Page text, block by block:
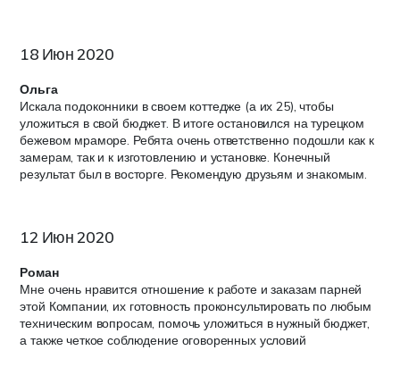
18 Июн 2020
Ольга
Искала подоконники в своем коттедже (а их 25), чтобы
уложиться в свой бюджет. В итоге остановился на турецком
бежевом мраморе. Ребята очень ответственно подошли как к
замерам, так и к изготовлению и установке. Конечный
результат был в восторге. Рекомендую друзьям и знакомым.
12 Июн 2020
Роман
Мне очень нравится отношение к работе и заказам парней
этой Компании, их готовность проконсультировать по любым
техническим вопросам, помочь уложиться в нужный бюджет,
а также четкое соблюдение оговоренных условий